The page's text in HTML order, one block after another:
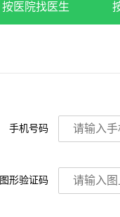
按医院找医生
手机号码
图形验证码